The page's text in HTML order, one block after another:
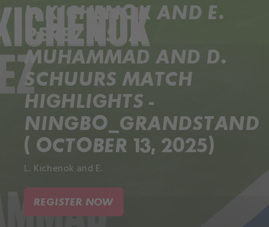
L. KICHENOK AND E.
PEREZ VS. A.
MUHAMMAD AND D.
SCHUURS MATCH
HIGHLIGHTS -
NINGBO_GRANDSTAND
( OCTOBER 13, 2025)
L. Kichenok and E.
REGISTER NOW